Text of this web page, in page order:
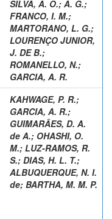
SILVA, A. O.; A. G.;
FRANCO, I. M.;
MARTORANO, L. G.;
LOURENÇO JUNIOR,
J. DE B.;
ROMANELLO, N.;
GARCIA, A. R.
KAHWAGE, P. R.;
GARCIA, A. R.;
GUIMARÃES, D. A.
de A.; OHASHI, O.
M.; LUZ-RAMOS, R.
S.; DIAS, H. L. T.;
ALBUQUERQUE, N. I.
de; BARTHA, M. M. P.